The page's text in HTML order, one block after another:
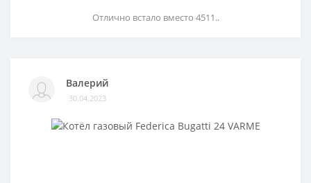
Отлично встало вместо 4511..
Валерий
30.04.2023